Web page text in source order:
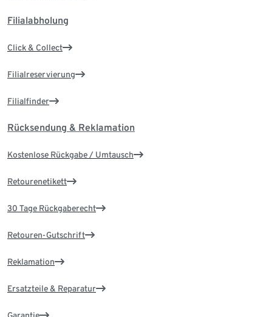
Filialabholung
Click & Collect
Filialreservierung
Filialfinder
Rücksendung & Reklamation
Kostenlose Rückgabe / Umtausch
Retourenetikett
30 Tage Rückgaberecht
Retouren-Gutschrift
Reklamation
Ersatzteile & Reparatur